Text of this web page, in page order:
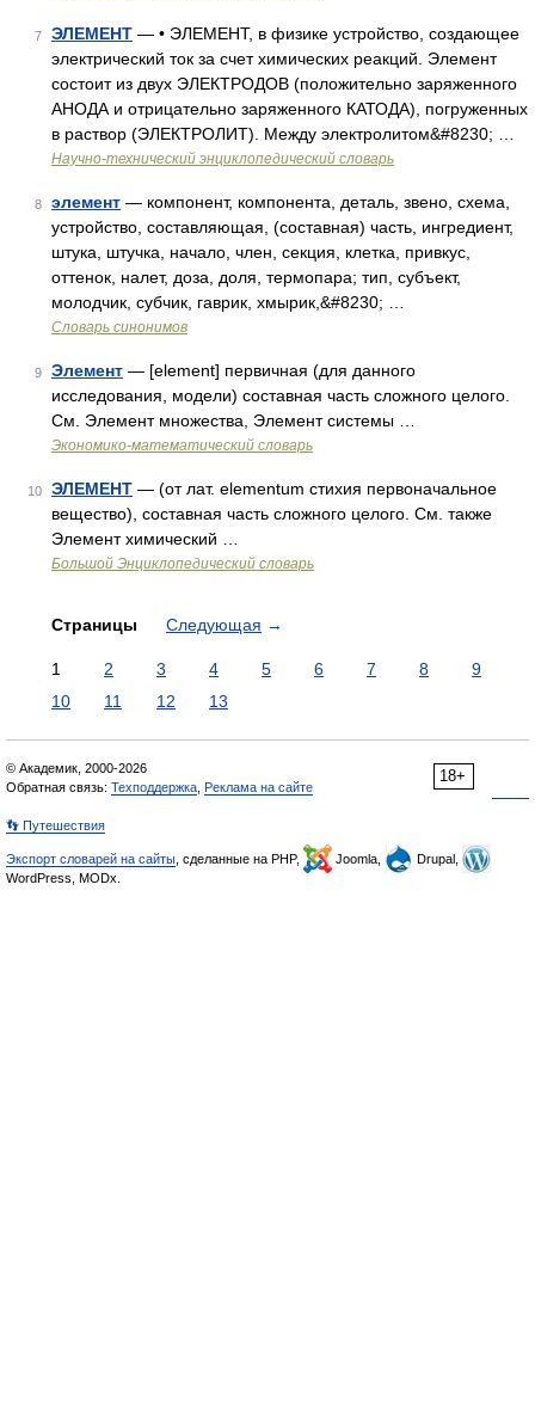
7 ЭЛЕМЕНТ — • ЭЛЕМЕНТ, в физике устройство, создающее
электрический ток за счет химических реакций. Элемент
состоит из двух ЭЛЕКТРОДОВ (положительно заряженного
АНОДА и отрицательно заряженного КАТОДА), погруженных
в раствор (ЭЛЕКТРОЛИТ). Между электролитом&#8230; …
Научно-технический энциклопедический словарь
8 элемент — компонент, компонента, деталь, звено, схема,
устройство, составляющая, (составная) часть, ингредиент,
штука, штучка, начало, член, секция, клетка, привкус,
оттенок, налет, доза, доля, термопара; тип, субъект,
молодчик, субчик, гаврик, хмырик,&#8230; …
Словарь синонимов
9 Элемент — [element] первичная (для данного
исследования, модели) составная часть сложного целого.
См. Элемент множества, Элемент системы …
Экономико-математический словарь
10 ЭЛЕМЕНТ — (от лат. elementum стихия первоначальное
вещество), составная часть сложного целого. См. также
Элемент химический …
Большой Энциклопедический словарь
Страницы Следующая →
1 2 3 4 5 6 7 8
9
10
11 12 13
18+
© Академик, 2000-2026
Обратная связь: Техподдержка Реклама на сайте
👣 Путешествия
Экспорт словарей на сайты , сделанные на PHP, Joomla,
Drupal,
WordPress, MODx.